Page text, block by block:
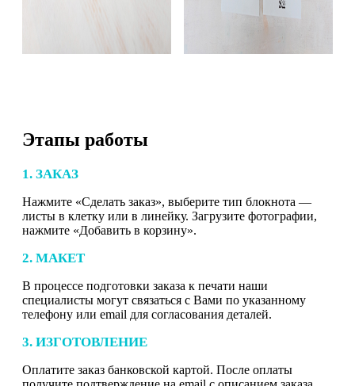
Этапы работы
1. ЗАКАЗ
Нажмите «Сделать заказ», выберите тип блокнота —
листы в клетку или в линейку. Загрузите фотографии,
нажмите «Добавить в корзину».
2. МАКЕТ
В процессе подготовки заказа к печати наши
специалисты могут связаться с Вами по указанному
телефону или email для согласования деталей.
3. ИЗГОТОВЛЕНИЕ
Оплатите заказ банковской картой. После оплаты